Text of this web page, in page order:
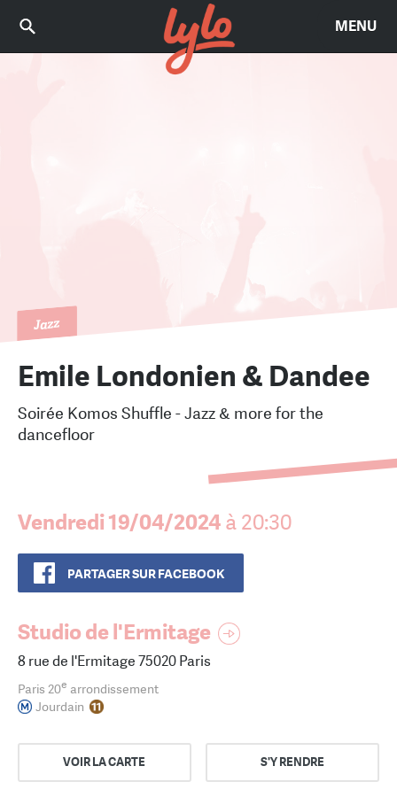
MENU
Jazz
Emile Londonien & Dandee
Soirée Komos Shuffle - Jazz & more for the
dancefloor
Vendredi 19/04/2024 à 20:30
PARTAGER SUR FACEBOOK
Studio de l'Ermitage
8 rue de l'Ermitage 75020 Paris
Paris 20e arrondissement
Jourdain
VOIR LA CARTE S'Y RENDRE